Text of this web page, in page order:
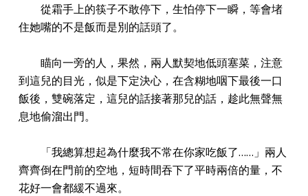
從霜手上的筷子不敢停下，生怕停下一瞬，等會堵
住她嘴的不是飯而是別的話頭了。
瞄向一旁的人，果然，兩人默契地低頭塞菜，注意
到這兒的目光，似是下定決心，在含糊地咽下最後一口
飯後，雙碗落定，這兒的話接著那兒的話，趁此無聲無
息地偷溜出門。
「我總算想起為什麼我不常在你家吃飯了……」兩人
齊齊倒在門前的空地，短時間吞下了平時兩倍的量，不
花好一會都緩不過來。